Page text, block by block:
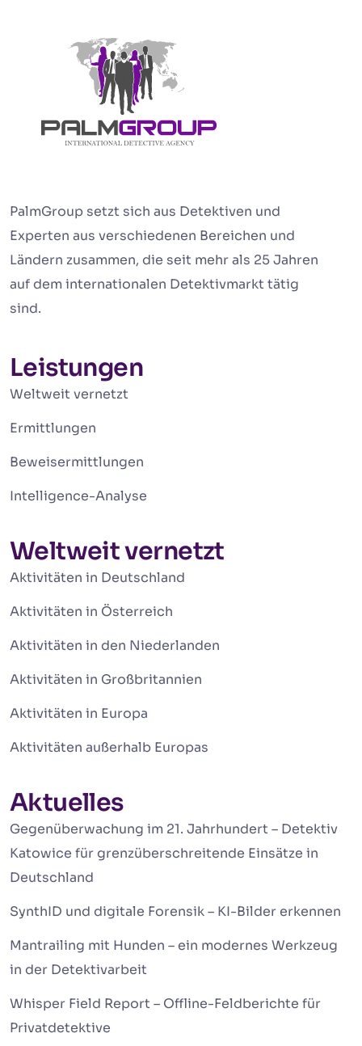
PalmGroup setzt sich aus Detektiven und
Experten aus verschiedenen Bereichen und
Ländern zusammen, die seit mehr als 25 Jahren
auf dem internationalen Detektivmarkt tätig
sind.
Leistungen
Weltweit vernetzt
Ermittlungen
Beweisermittlungen
Intelligence-Analyse
Weltweit vernetzt
Aktivitäten in Deutschland
Aktivitäten in Österreich
Aktivitäten in den Niederlanden
Aktivitäten in Großbritannien
Aktivitäten in Europa
Aktivitäten außerhalb Europas
Aktuelles
Gegenüberwachung im 21. Jahrhundert – Detektiv
Katowice für grenzüberschreitende Einsätze in
Deutschland
SynthID und digitale Forensik – KI-Bilder erkennen
Mantrailing mit Hunden – ein modernes Werkzeug
in der Detektivarbeit
Whisper Field Report – Offline-Feldberichte für
Privatdetektive